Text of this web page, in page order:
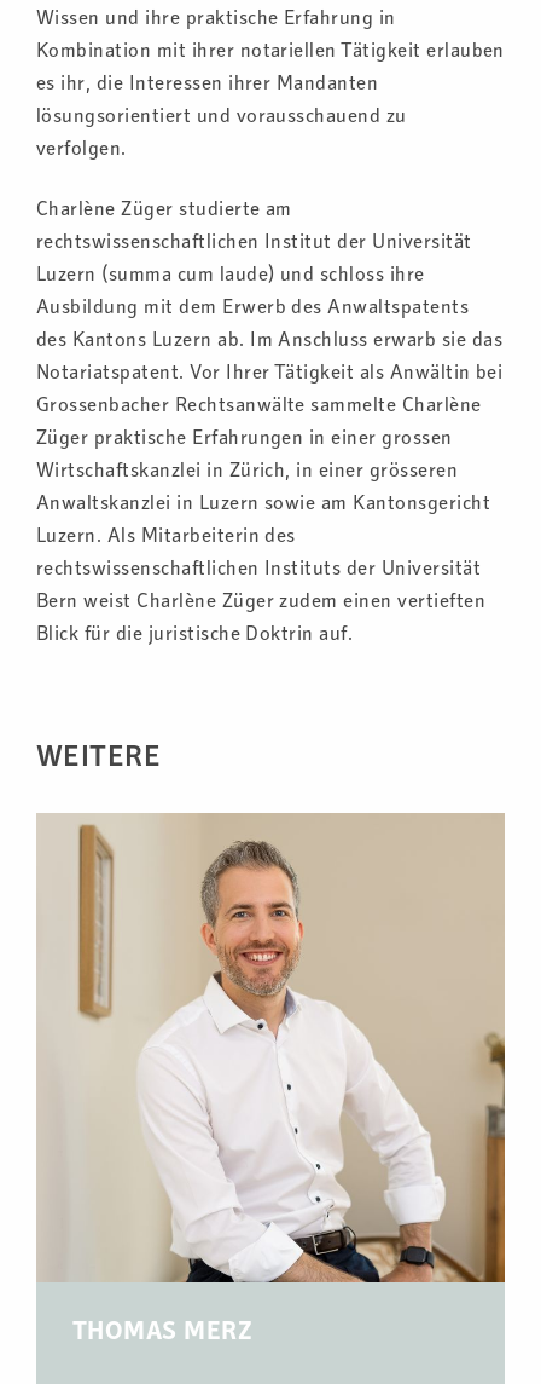
Wissen und ihre praktische Erfahrung in
Kombination mit ihrer notariellen Tätigkeit erlauben
es ihr, die Interessen ihrer Mandanten
lösungsorientiert und vorausschauend zu
verfolgen.
Charlène Züger studierte am
rechtswissenschaftlichen Institut der Universität
Luzern (summa cum laude) und schloss ihre
Ausbildung mit dem Erwerb des Anwaltspatents
des Kantons Luzern ab. Im Anschluss erwarb sie das
Notariatspatent. Vor Ihrer Tätigkeit als Anwältin bei
Grossenbacher Rechtsanwälte sammelte Charlène
Züger praktische Erfahrungen in einer grossen
Wirtschaftskanzlei in Zürich, in einer grösseren
Anwaltskanzlei in Luzern sowie am Kantonsgericht
Luzern. Als Mitarbeiterin des
rechtswissenschaftlichen Instituts der Universität
Bern weist Charlène Züger zudem einen vertieften
Blick für die juristische Doktrin auf.
WEITERE
THOMAS MERZ